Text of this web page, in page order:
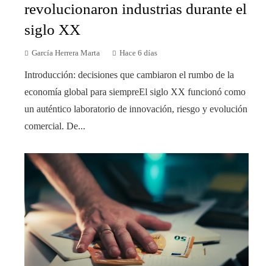
revolucionaron industrias durante el
siglo XX
García Herrera Marta Hace 6 días
Introducción: decisiones que cambiaron el rumbo de la
economía global para siempreEl siglo XX funcionó como
un auténtico laboratorio de innovación, riesgo y evolución
comercial. De...